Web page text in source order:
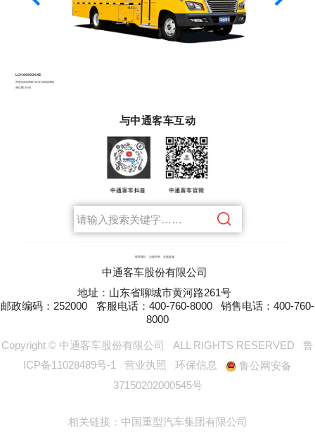
与中通客车互动
联系我们 法律声明 在线客服
中通客车股份有限公司
地址：山东省聊城市黄河路261号
邮政编码：252000
客服电话：400-760-8000
销售电话：400-760-
8000
Copyright © 中通客车股份有限公司 ALL RIGHTS RESERVED
鲁
ICP备11028489号-1
营业执照 环保信息
鲁公网安备
37150202000545号
相关链接： 中国重型汽车集团有限公司